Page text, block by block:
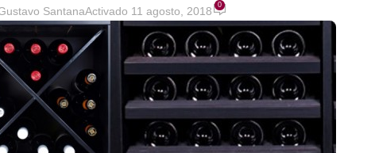
SantanaActivado 11 agosto, 2018 0